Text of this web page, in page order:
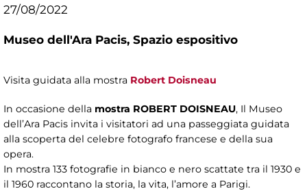
27/08/2022
Museo dell'Ara Pacis, Spazio espositivo
Visita guidata alla mostra Robert Doisneau
In occasione della mostra ROBERT DOISNEAU, Il Museo
dell’Ara Pacis invita i visitatori ad una passeggiata guidata
alla scoperta del celebre fotografo francese e della sua
opera.
In mostra 133 fotografie in bianco e nero scattate tra il 1930 e
il 1960 raccontano la storia, la vita, l’amore a Parigi.